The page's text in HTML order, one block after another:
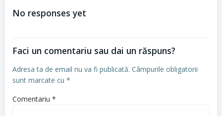
articole
No responses yet
Faci un comentariu sau dai un răspuns?
Adresa ta de email nu va fi publicată. Câmpurile obligatorii
sunt marcate cu *
Comentariu *